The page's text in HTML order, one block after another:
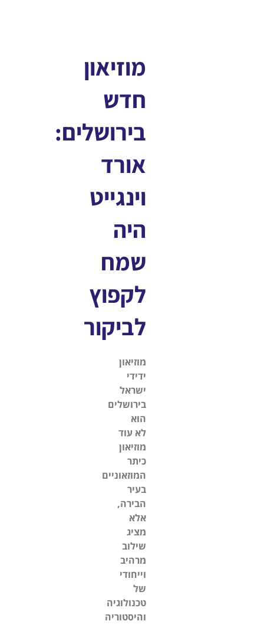
מוזיאון
חדש
בירושלים:
אורד
וינגייט
היה
שמח
לקפוץ
לביקור
מוזיאון
ידידי
ישראל
בירושלים
הוא
לא עוד
מוזיאון
כיתר
המוזאוניים
בעיר
הבירה,
אלא
מציג
שילוב
מרהיב
וייחודי
של
טכנולוגיה
והיסטוריה